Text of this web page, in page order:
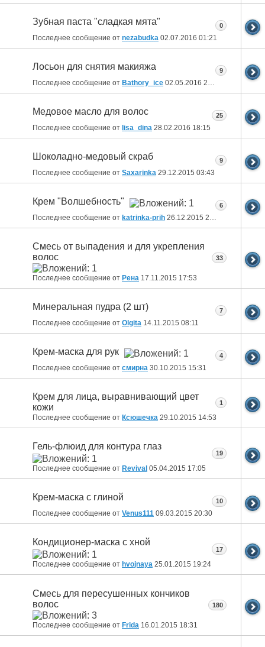
Зубная паста "сладкая мята"
Последнее сообщение от nezabudka 02.07.2016 01:21
0
Лосьон для снятия макияжа
Последнее сообщение от Bathory_ice 02.05.2016 21:28
9
Медовое масло для волос
Последнее сообщение от lisa_dina 28.02.2016 18:15
25
Шоколадно-медовый скраб
Последнее сообщение от Saxarinka 29.12.2015 03:43
9
Крем "Волшебность"
Последнее сообщение от katrinka-prih 26.12.2015 23:17
6
Смесь от выпадения и для укрепления
волос
Последнее сообщение от Рена 17.11.2015 17:53
33
Минеральная пудра (2 шт)
Последнее сообщение от Olgita 14.11.2015 08:11
7
Крем-маска для рук
Последнее сообщение от смирна 30.10.2015 15:31
4
Крем для лица, выравнивающий цвет
кожи
Последнее сообщение от Ксюшечка 29.10.2015 14:53
1
Гель-флюид для контура глаз
Последнее сообщение от Revival 05.04.2015 17:05
19
Крем-маска с глиной
Последнее сообщение от Venus111 09.03.2015 20:30
10
Кондиционер-маска с хной
Последнее сообщение от hvojnaya 25.01.2015 19:24
17
Смесь для пересушенных кончиков
волос
Последнее сообщение от Fridа 16.01.2015 18:31
180